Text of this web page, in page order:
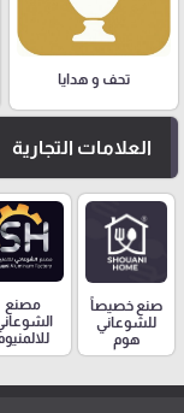
تحف و هدايا
العلامات التجارية
صنع خصيصاً
للشوعاني
هوم
مصنع